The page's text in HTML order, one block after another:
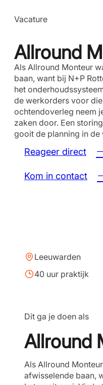
Vacature
Allround
Als Allround Monteur
baan, want bij N+P
het
de werkorders voor
ochtendoverleg neem
zaken door. Een
gooit de planning in de
Reageer direct
Kom in contact
Leeuwarden
40 uur praktijk
Dit ga je doen als
Allround
Als Allround
afwisselende baan,